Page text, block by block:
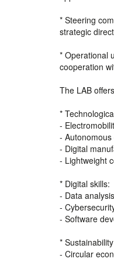
* Steering
strategic
* Operational
cooperation
The LAB
*
-
-
- Digital
- Lightweight
* Digital skills:
- Data
-
- Software
*
- Circular